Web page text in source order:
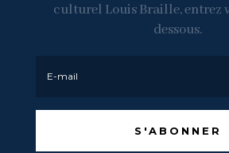
culturel Louis Braille, entrez
dessous.
S'ABONNER